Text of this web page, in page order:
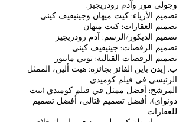
وجولي مور وآدم رودريجيز.
تصميم الأزياء: كيت ميهان وجينيفيف كيني
تصميم العقارات: كيت ميهان
تصميم الديكور/الرسم: آدم رودريجيز
تصميم الرقصات: جينيفيف كيني
تصميم الرقصات القتالية: توبي ماينور
ب. إيدن باين الفائز بجائزة: هيث ألين، الممثل
الرئيسي في فيلم كوميدي
المرشح: أفضل ممثل في فيلم كوميدي (نيت
دونواي)، أفضل تصميم قتالي، أفضل تصميم
للعقارات